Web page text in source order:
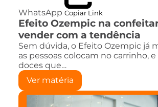
WhatsApp Copiar Link
Efeito Ozempic na
vender com a tendência
Sem dúvida, o Efeito Ozempic já
as pessoas colocam no carrinho,
doces que…
Ver matéria